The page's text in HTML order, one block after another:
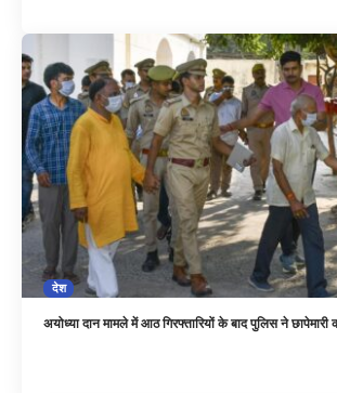
देश
अयोध्या दान मामले में आठ गिरफ्तारियों के बाद पुलिस ने छापेमारी